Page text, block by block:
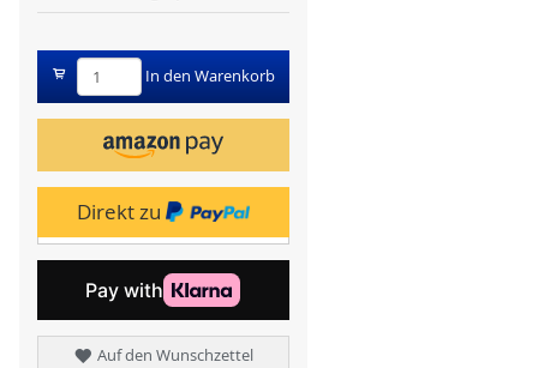
In den Warenkorb
Direkt zu
Auf den Wunschzettel